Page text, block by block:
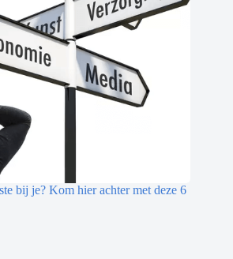
bij je? Kom hier achter met deze 6